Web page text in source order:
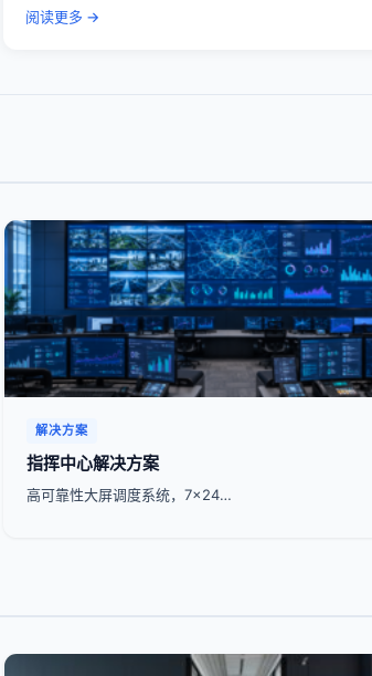
阅读更多 →
解决方案
指挥中心解决方案
高可靠性大屏调度系统，7x24…